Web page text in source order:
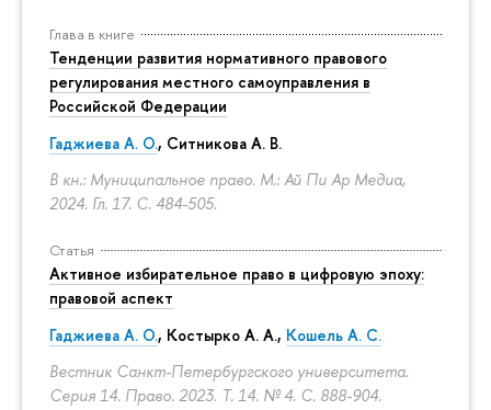
Глава в книге
Тенденции развития нормативного правового
регулирования местного самоуправления в
Российской Федерации
Гаджиева А. О., Ситникова А. В.
В кн.: Муниципальное право. М.: Ай Пи Ар Медиа,
2024. Гл. 17. С. 484-505.
Статья
Активное избирательное право в цифровую эпоху:
правовой аспект
Гаджиева А. О., Костырко А. А., Кошель А. С.
Вестник Санкт-Петербургского университета.
Серия 14. Право. 2023. Т. 14. № 4. С. 888-904.